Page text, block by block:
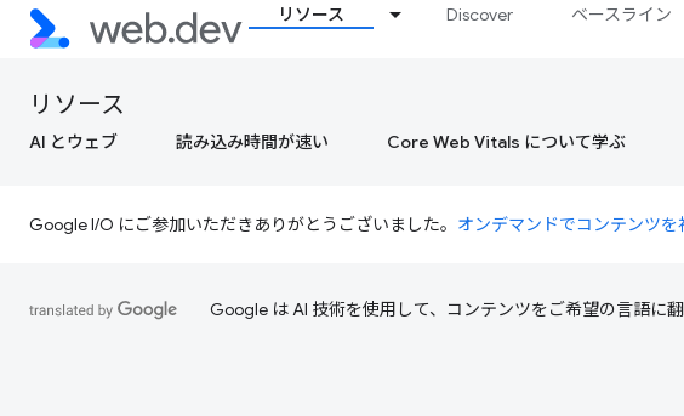
リソース Discover ベースライン
リソース
AI とウェブ 読み込み時間が速い Core Web Vitals について学ぶ
Google I/O にご参加いただきありがとうございました。 オンデマンドでコンテンツを
Google は AI 技術を使用して、コンテンツをご希望の言語に